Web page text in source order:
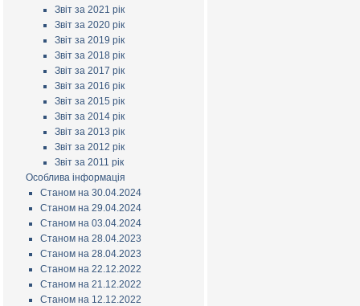
Звіт за 2021 рік
Звіт за 2020 рік
Звіт за 2019 рік
Звіт за 2018 рік
Звіт за 2017 рік
Звіт за 2016 рік
Звіт за 2015 рік
Звіт за 2014 рік
Звіт за 2013 рік
Звіт за 2012 рік
Звіт за 2011 рік
Особлива інформація
Станом на 30.04.2024
Станом на 29.04.2024
Станом на 03.04.2024
Станом на 28.04.2023
Станом на 28.04.2023
Станом на 22.12.2022
Станом на 21.12.2022
Станом на 12.12.2022